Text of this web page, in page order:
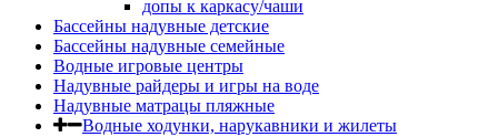
допы к каркасу/чаши
Бассейны надувные детские
Бассейны надувные семейные
Водные игровые центры
Надувные райдеры и игры на воде
Надувные матрацы пляжные
Водные ходунки, нарукавники и жилеты